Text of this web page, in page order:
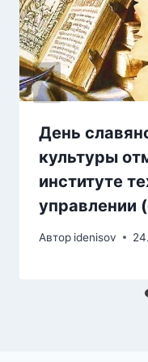
День
культуры
институте
управлении
Автор idenisov